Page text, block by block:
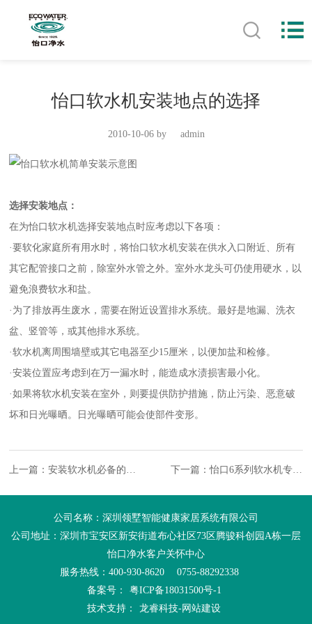
怡口软水机安装地点的选择
2010-10-06 by admin
选择安装地点：
在为怡口软水机选择安装地点时应考虑以下各项：
·要软化家庭所有用水时，将怡口软水机安装在供水入口附近、所有
其它配管接口之前，除室外水管之外。室外水龙头可仍使用硬水，以
避免浪费软水和盐。
·为了排放再生废水，需要在附近设置排水系统。最好是地漏、洗衣
盆、竖管等，或其他排水系统。
·软水机离周围墙壁或其它电器至少15厘米，以便加盐和检修。
·安装位置应考虑到在万一漏水时，能造成水渍损害最小化。
·如果将软水机安装在室外，则要提供防护措施，防止污染、恶意破
坏和日光曝晒。日光曝晒可能会使部件变形。
上一篇：安装软水机必备的条
件
下一篇：怡口6系列软水机专门
为中国消费者设计
公司名称：深圳领墅智能健康家居系统有限公司
公司地址：深圳市宝安区新安街道布心社区73区腾骏科创园A栋一层
怡口净水客户关怀中心
服务热线：400-930-8620
0755-88292338
备案号：
粤ICP备18031500号-1
技术支持：
龙睿科技-网站建设